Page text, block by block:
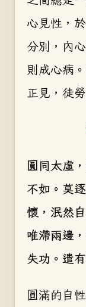
心見性，
分別，內
則成心病
正見，徒
圓同太虛
不如。莫
懷，泯然
唯滯兩邊
失功。遣
圓滿的自